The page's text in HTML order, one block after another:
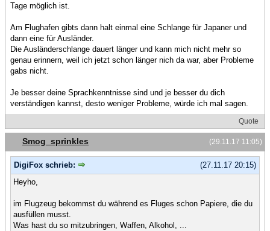
Tage möglich ist.
Am Flughafen gibts dann halt einmal eine Schlange für Japaner und
dann eine für Ausländer.
Die Ausländerschlange dauert länger und kann mich nicht mehr so
genau erinnern, weil ich jetzt schon länger nich da war, aber Probleme
gabs nicht.
Je besser deine Sprachkenntnisse sind und je besser du dich
verständigen kannst, desto weniger Probleme, würde ich mal sagen.
Quote
(29.11.17 11:05)
Smog_sprinkles
(27.11.17 20:15)
DigiFox schrieb:
Heyho,
im Flugzeug bekommst du während es Fluges schon Papiere, die du
ausfüllen musst.
Was hast du so mitzubringen, Waffen, Alkohol, ...